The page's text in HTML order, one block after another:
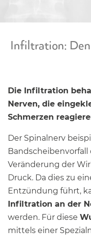
Infiltration: Den
Die Infiltration
Nerven, die
Schmerzen
Der Spinalnerv
Veränderung der
Druck. Da dies zu
Entzündung führt,
Infiltration an der
werden. Für diese
mittels einer